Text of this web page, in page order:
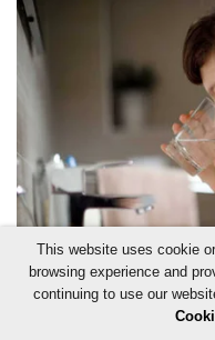
This website uses cookie
browsing experience and
continuing to use our